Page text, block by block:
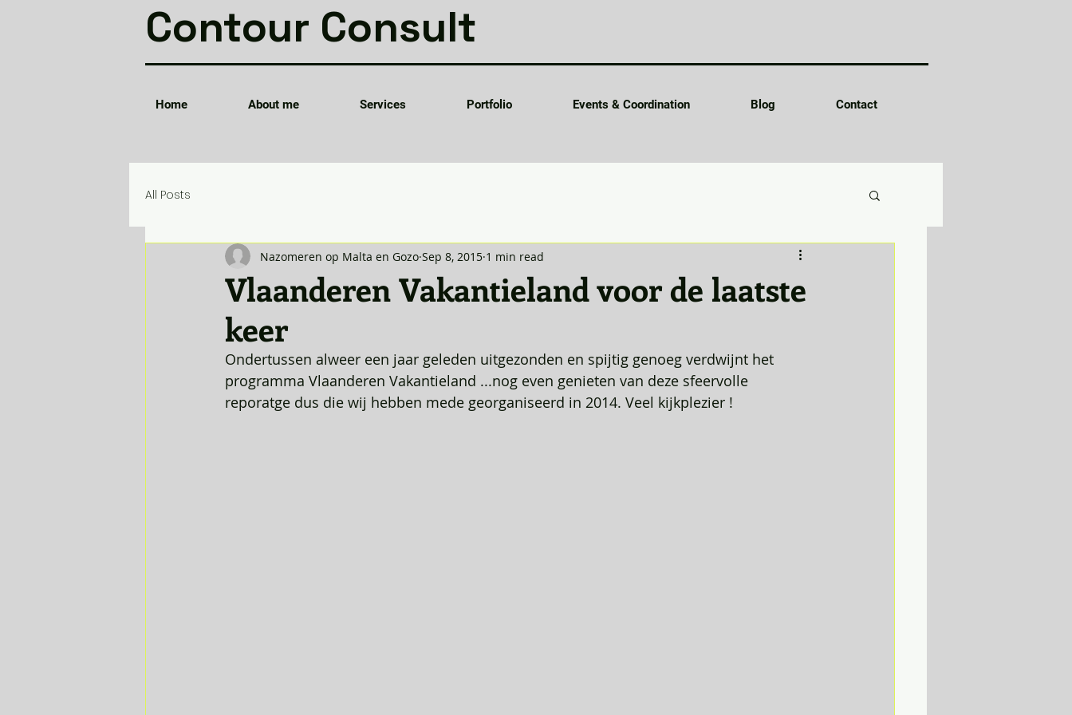
Contour Consult
Home About me Services Portfolio Events & Coordination Blog Contact
All Posts
Vlaanderen Vakantieland voor de laatste
keer
Nazomeren op Malta en Gozo Sep 8, 2015 1 min read
Ondertussen alweer een jaar geleden uitgezonden en spijtig genoeg verdwijnt het
programma Vlaanderen Vakantieland ...nog even genieten van deze sfeervolle
reporatge dus die wij hebben mede georganiseerd in 2014. Veel kijkplezier !